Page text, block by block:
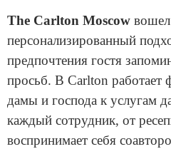
The Carlton Moscow вошел
персонализированный
предпочтения гостя
просьб. В Carlton
дамы и господа к услугам
каждый сотрудник, от
воспринимает себя